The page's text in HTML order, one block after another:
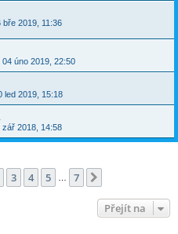
bře 2019, 11:36
04 úno 2019, 22:50
led 2019, 15:18
zář 2018, 14:58
z
3 4 5 7
Přejít na